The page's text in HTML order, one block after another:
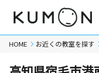
HOME お近くの教室を探す